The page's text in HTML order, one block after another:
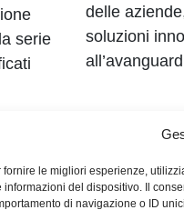
fornire le migliori esperienze,
informazioni del dispositivo. Il
di navigazione o ID
serie
delle
soluzioni